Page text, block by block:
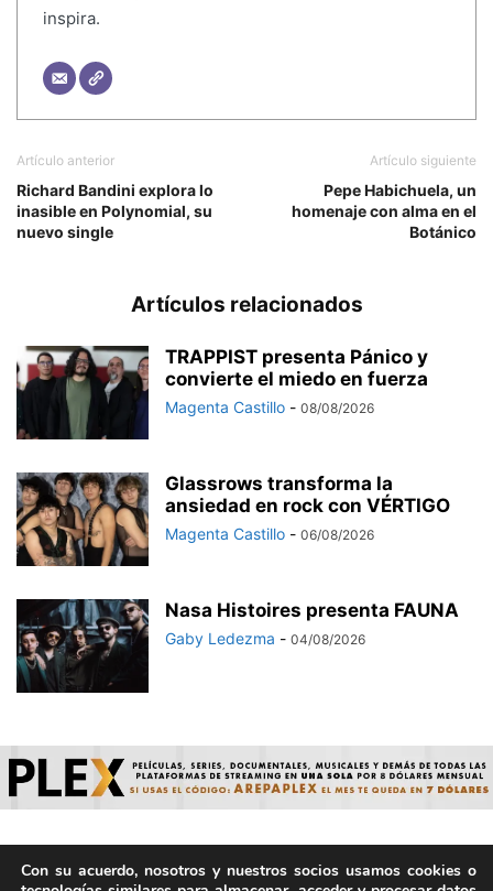
inspira.
Artículo anterior
Richard Bandini explora lo
inasible en Polynomial, su
nuevo single
Artículo siguiente
Pepe Habichuela, un
homenaje con alma en el
Botánico
Artículos relacionados
TRAPPIST presenta Pánico y
convierte el miedo en fuerza
Magenta Castillo - 08/08/2026
Glassrows transforma la
ansiedad en rock con VÉRTIGO
Magenta Castillo - 06/08/2026
Nasa Histoires presenta FAUNA
Gaby Ledezma - 04/08/2026
© ArepaVolatil.Com 2021-2025 - Hecho por humanos, no por
Con su acuerdo, nosotros y nuestros socios usamos cookies o